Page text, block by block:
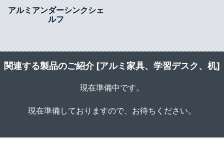
アルミアンダーシンクシェ
ルフ
関連する製品のご紹介 [アルミ家具、学習デスク、机]
現在準備中です。
現在準備しておりますので、お待ちください。